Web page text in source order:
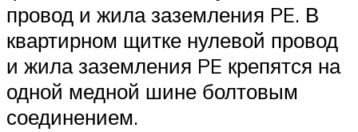
провод и жила заземления PE. В
квартирном щитке нулевой провод
и жила заземления PE крепятся на
одной медной шине болтовым
соединением.